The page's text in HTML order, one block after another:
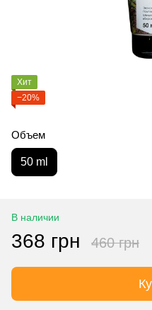
Хит
−20%
Объем
50 ml
В наличии
368 грн 460 грн